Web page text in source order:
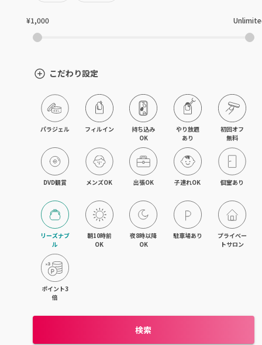
東三国・十三・淀川区
京橋・都島区
鶴見区・城東区・旭区
東成区・生野区
住吉区・住之江区・西成区
平野区・東住吉区
大正・九条・弁天町
枚方・寝屋川・交野
¥1,000
こだわり設定
パラジェル フィルイン
持ち込み
OK
やり放題
あり
初回オフ
無料
DVD観賞 メンズOK 出張OK 子連れOK 個室あり
リーズナブ
ル
朝10時前
OK
夜8時以降
OK
駐車場あり
プライベー
トサロン
ポイント3
倍
検索